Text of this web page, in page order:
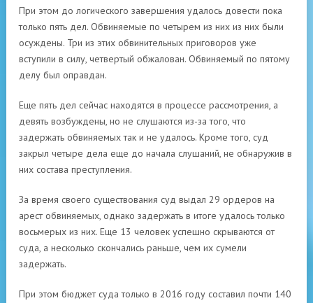
При этом до логического завершения удалось довести пока
только пять дел. Обвиняемые по четырем из них из них были
осуждены. Три из этих обвинительных приговоров уже
вступили в силу, четвертый обжалован. Обвиняемый по пятому
делу был оправдан.
Еще пять дел сейчас находятся в процессе рассмотрения, а
девять возбуждены, но не слушаются из-за того, что
задержать обвиняемых так и не удалось. Кроме того, суд
закрыл четыре дела еще до начала слушаний, не обнаружив в
них состава преступления.
За время своего существования суд выдал 29 ордеров на
арест обвиняемых, однако задержать в итоге удалось только
восьмерых из них. Еще 13 человек успешно скрываются от
суда, а несколько скончались раньше, чем их сумели
задержать.
При этом бюджет суда только в 2016 году составил почти 140